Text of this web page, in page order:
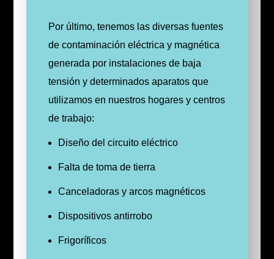
Por último, tenemos las diversas fuentes
de contaminación eléctrica y magnética
generada por instalaciones de baja
tensión y determinados aparatos que
utilizamos en nuestros hogares y centros
de trabajo:
Diseño del circuito eléctrico
Falta de toma de tierra
Canceladoras y arcos magnéticos
Dispositivos antirrobo
Frigoríficos